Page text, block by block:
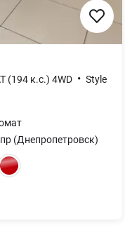
(194 к.с.) 4WD • Style
(Днепропетровск)